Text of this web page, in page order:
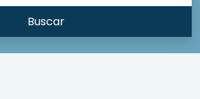
Buscar